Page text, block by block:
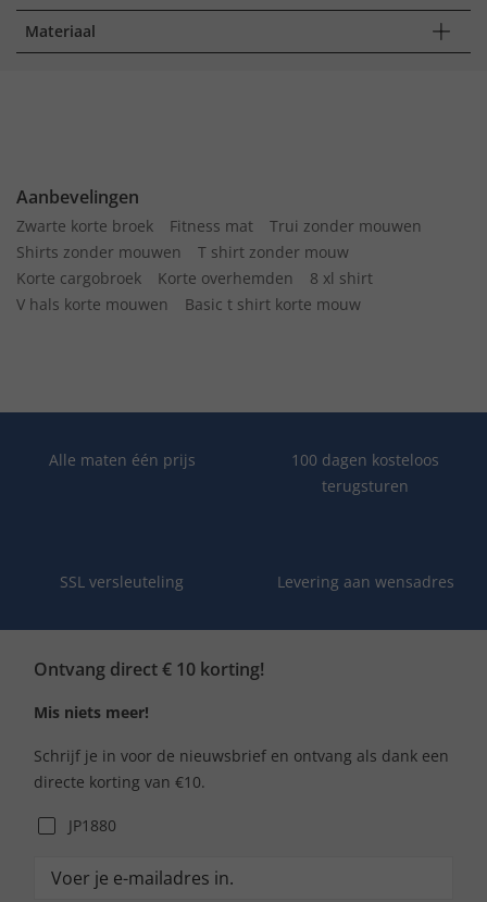
Materiaal
Aanbevelingen
Zwarte korte broek Fitness mat
Trui zonder mouwen
Shirts zonder mouwen
T shirt zonder mouw
Korte cargobroek
Korte overhemden
8 xl shirt
V hals korte mouwen
Basic t shirt korte mouw
Alle maten één prijs
100 dagen kosteloos
terugsturen
SSL versleuteling Levering aan wensadres
Ontvang direct € 10 korting!
Mis niets meer!
Schrijf je in voor de nieuwsbrief en ontvang als dank een
directe korting van €10.
JP1880